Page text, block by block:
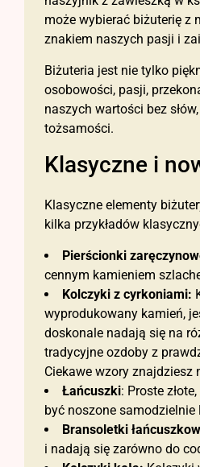
może wybierać biżuterię z
znakiem naszych pasji i
Biżuteria jest nie tylko
osobowości, pasji,
naszych wartości bez
tożsamości.
Klasyczne i
Klasyczne elementy
kilka przykładów
Pierścionki
cennym kamieniem
Kolczyki z cyrkoniami:
wyprodukowany kamień,
doskonale nadają się na
tradycyjne ozdoby z
Ciekawe wzory znajdziesz
Łańcuszki: Proste
być noszone
Bransoletki
i nadają się zarówno do